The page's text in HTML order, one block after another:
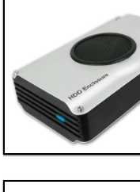
Linh kiện 7
Giá: 4,000,000 VND
Xem chi tiết
Đặt hàng
Thanh toán ngay